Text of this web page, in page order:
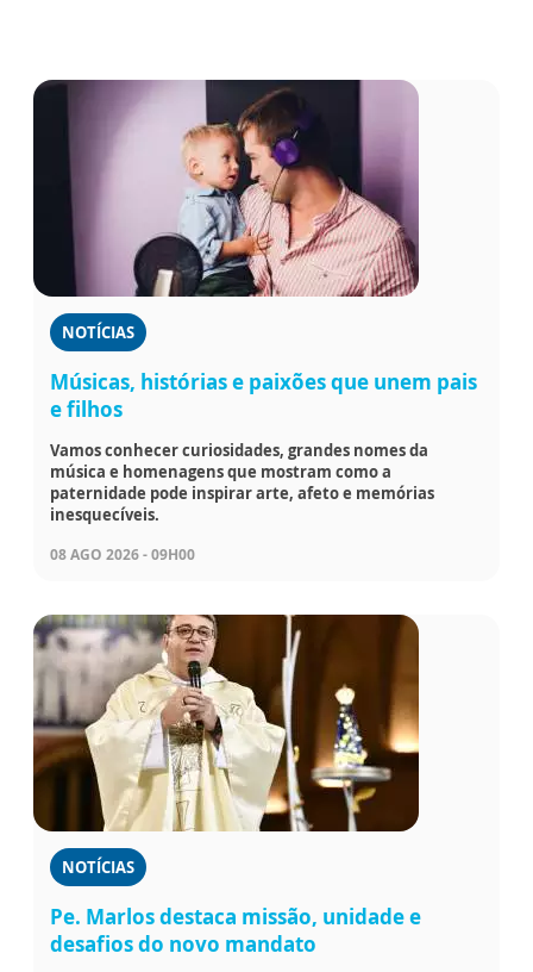
NOTÍCIAS
Músicas, histórias e paixões que unem pais
e filhos
Vamos conhecer curiosidades, grandes nomes da
música e homenagens que mostram como a
paternidade pode inspirar arte, afeto e memórias
inesquecíveis.
08 AGO 2026 - 09H00
NOTÍCIAS
Pe. Marlos destaca missão, unidade e
desafios do novo mandato